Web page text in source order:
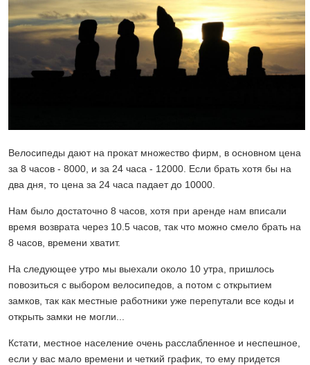
Велосипеды дают на прокат множество фирм, в основном цена
за 8 часов - 8000, и за 24 часа - 12000. Если брать хотя бы на
два дня, то цена за 24 часа падает до 10000.
Нам было достаточно 8 часов, хотя при аренде нам вписали
время возврата через 10.5 часов, так что можно смело брать на
8 часов, времени хватит.
На следующее утро мы выехали около 10 утра, пришлось
повозиться с выбором велосипедов, а потом с открытием
замков, так как местные работники уже перепутали все коды и
открыть замки не могли...
Кстати, местное население очень расслабленное и неспешное,
если у вас мало времени и четкий график, то ему придется